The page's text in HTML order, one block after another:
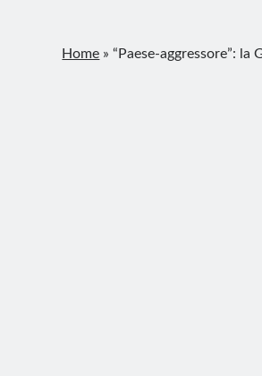
Home » “Paese-aggressore”: